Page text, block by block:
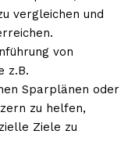
vergleichen und
von
z.B.
Sparplänen oder
zu helfen,
Ziele zu